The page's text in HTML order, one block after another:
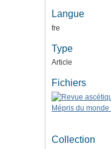
Langue
fre
Type
Article
Fichiers
Collection